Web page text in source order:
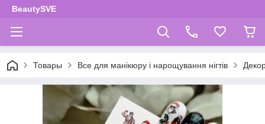
BeautySVE
Товары Все для манікюру і нарощування нігтів